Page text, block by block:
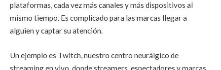
plataformas, cada vez más canales y más dispositivos al
mismo tiempo. Es complicado para las marcas llegar a
alguien y captar su atención.
Un ejemplo es Twitch, nuestro centro neurálgico de
streaming en vivo, donde streamers, espectadores y marcas